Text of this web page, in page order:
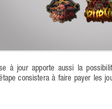
à jour apporte aussi la
consistera à faire payer les